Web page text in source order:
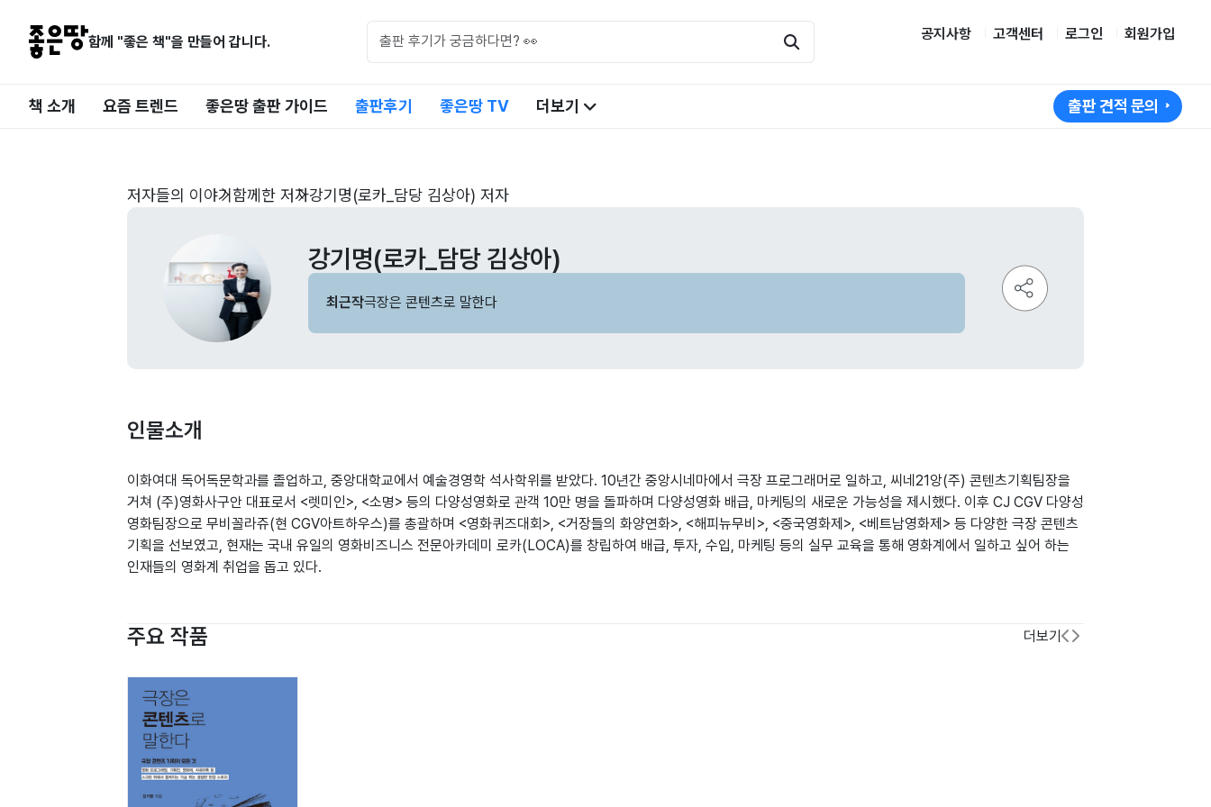
함께 "좋은 책"을 만들어 갑니다. 공지사항 고객센터 로그인 회원가입
책 소개 요즘 트렌드 좋은땅 출판 가이드 출판후기 좋은땅 TV 더보기 출판 견적 문의
저자들의 이야기 함께한 저자강기명(로카_담당 김상아) 저자
강기명(로카_담당 김상아)
최근작극장은 콘텐츠로 말한다
인물소개
이화여대 독어독문학과를 졸업하고, 중앙대학교에서 예술경영학 석사학위를 받았다. 10년간 중앙시네마에서 극장 프로그래머로 일하고, 씨네21앙(주) 콘텐츠기획팀장을
거쳐 (주)영화사구안 대표로서 <렛미인>, <소명> 등의 다양성영화로 관객 10만 명을 돌파하며 다양성영화 배급, 마케팅의 새로운 가능성을 제시했다. 이후 CJ CGV 다양성
영화팀장으로 무비꼴라쥬(현 CGV아트하우스)를 총괄하며 <영화퀴즈대회>, <거장들의 화양연화>, <해피뉴무비>, <중국영화제>, <베트남영화제> 등 다양한 극장 콘텐츠
기획을 선보였고, 현재는 국내 유일의 영화비즈니스 전문아카데미 로카(LOCA)를 창립하여 배급, 투자, 수입, 마케팅 등의 실무 교육을 통해 영화계에서 일하고 싶어 하는
인재들의 영화계 취업을 돕고 있다.
주요 작품 더보기